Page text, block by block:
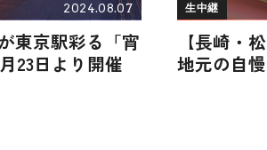
2024.08.07
東京駅彩る「宵
23日より開催
生中継
【長崎・
地元の自